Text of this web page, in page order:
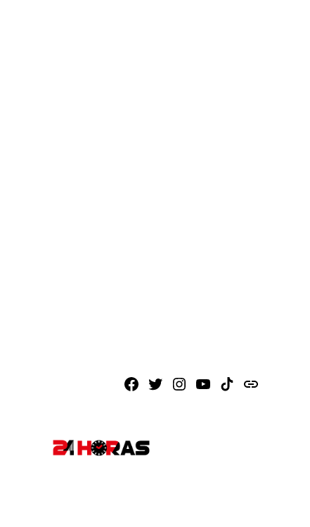
Facebook
X Instagram
Youtube
TikTok
issuu